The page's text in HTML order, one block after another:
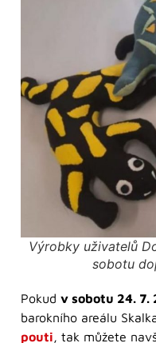
Výrobky uživatelů
sobotu
Pokud v sobotu 24. 7.
barokního areálu
pouti, tak můžete